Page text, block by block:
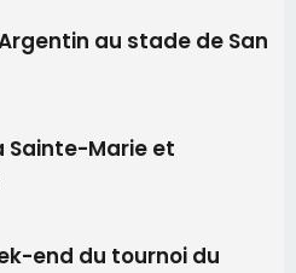
au stade de San
Sainte-Marie et
end du tournoi du